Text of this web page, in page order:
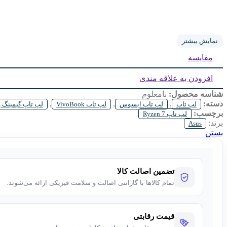
نمایش بیشتر
مقایسه
افزودن به علاقه مندی
شناسه محصول: نامعلوم
دسته:
لپ تاپ , لپ تاپ ایسوس , لپ تاپ VivoBook , لپ تاپ
برچسب: لپ تاپ Ryzen 7
برند: Asus
بستن
تضمین اصالت کالا
تمام کالاها با گارانتی اصالت و سلامت فیزیکی ارائه می‌شوند.
قیمت رقابتی